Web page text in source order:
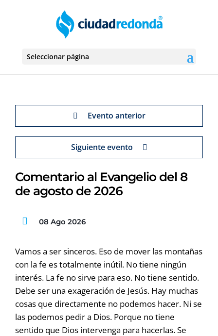
Seleccionar página
Evento anterior
Siguiente evento
Comentario al Evangelio del 8
de agosto de 2026
08 Ago 2026
Vamos a ser sinceros. Eso de mover las montañas
con la fe es totalmente inútil. No tiene ningún
interés. La fe no sirve para eso. No tiene sentido.
Debe ser una exageración de Jesús. Hay muchas
cosas que directamente no podemos hacer. Ni se
las podemos pedir a Dios. Porque no tiene
sentido que Dios intervenga para hacerlas. Se